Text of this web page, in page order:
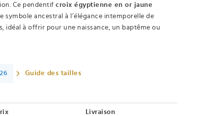
Ce pendentif croix égyptienne en or jaune
symbole ancestral à l’élégance intemporelle de
idéal à offrir pour une naissance, un baptême ou
Guide des tailles
Livraison